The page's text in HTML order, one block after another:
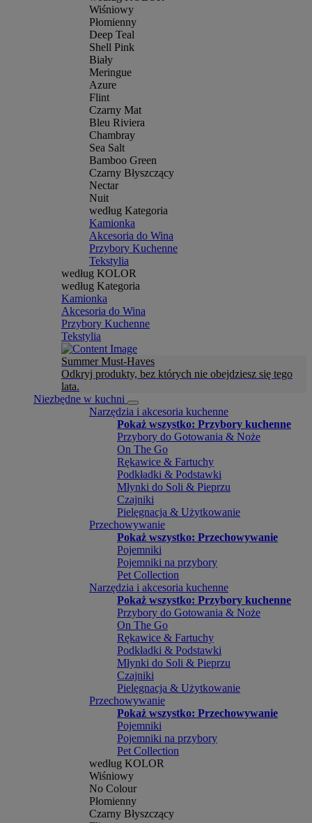
Wiśniowy
Płomienny
Deep Teal
Shell Pink
Biały
Meringue
Azure
Flint
Czarny Mat
Bleu Riviera
Chambray
Sea Salt
Bamboo Green
Czarny Błyszczący
Nectar
Nuit
według Kategoria
Kamionka
Akcesoria do Wina
Przybory Kuchenne
Tekstylia
według KOLOR
według Kategoria
Kamionka
Akcesoria do Wina
Przybory Kuchenne
Tekstylia
Summer Must-Haves
Odkryj produkty, bez których nie obejdziesz się tego
lata.
Niezbędne w kuchni
Narzędzia i akcesoria kuchenne
Pokaż wszystko: Przybory kuchenne
Przybory do Gotowania & Noże
On The Go
Rękawice & Fartuchy
Podkładki & Podstawki
Młynki do Soli & Pieprzu
Czajniki
Pielęgnacja & Użytkowanie
Przechowywanie
Pokaż wszystko: Przechowywanie
Pojemniki
Pojemniki na przybory
Pet Collection
Narzędzia i akcesoria kuchenne
Pokaż wszystko: Przybory kuchenne
Przybory do Gotowania & Noże
On The Go
Rękawice & Fartuchy
Podkładki & Podstawki
Młynki do Soli & Pieprzu
Czajniki
Pielęgnacja & Użytkowanie
Przechowywanie
Pokaż wszystko: Przechowywanie
Pojemniki
Pojemniki na przybory
Pet Collection
według KOLOR
Wiśniowy
No Colour
Płomienny
Czarny Błyszczący